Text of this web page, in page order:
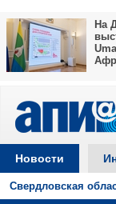
На
Новости
Свердловская